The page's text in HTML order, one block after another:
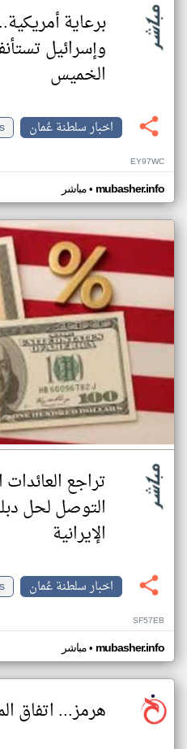
برعاية
وإسرائيل
الخميس
اخبار سلطنة عُمان
EY97WC
مباشر• mubasher.info
تراجع
التوصل لحل
الإيرانية
اخبار سلطنة عُمان
SF57EB
مباشر• mubasher.info
هرمز... اتفاق